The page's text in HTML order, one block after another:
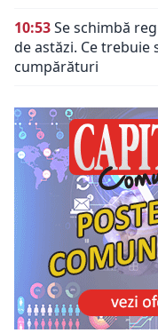
10:53Se schimbă
de astăzi. Ce trebuie
cumpărături